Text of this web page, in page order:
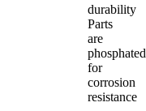
durability
Parts
are
phosphated
for
corrosion
resistance